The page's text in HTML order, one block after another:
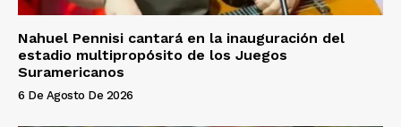
Nahuel Pennisi cantará en la inauguración del
estadio multipropósito de los Juegos
Suramericanos
6 De Agosto De 2026